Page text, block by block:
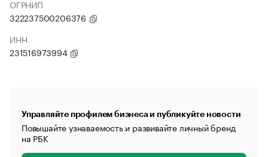
ОГРНИП
322237500206376
ИНН
231516973994
Управляйте профилем бизнеса и публикуйте новости
Повышайте узнаваемость и развивайте личный бренд
на РБК